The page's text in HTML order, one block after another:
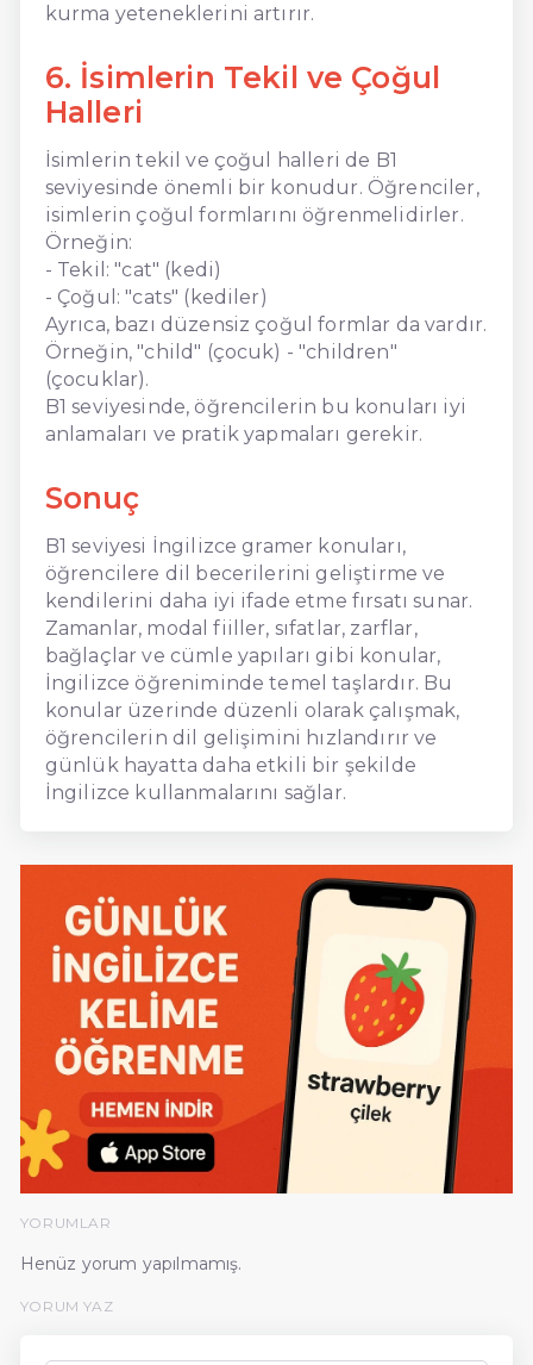
kurma yeteneklerini artırır.
6. İsimlerin Tekil ve Çoğul
Halleri
İsimlerin tekil ve çoğul halleri de B1
seviyesinde önemli bir konudur. Öğrenciler,
isimlerin çoğul formlarını öğrenmelidirler.
Örneğin:
- Tekil: "cat" (kedi)
- Çoğul: "cats" (kediler)
Ayrıca, bazı düzensiz çoğul formlar da vardır.
Örneğin, "child" (çocuk) - "children"
(çocuklar).
B1 seviyesinde, öğrencilerin bu konuları iyi
anlamaları ve pratik yapmaları gerekir.
Sonuç
B1 seviyesi İngilizce gramer konuları,
öğrencilere dil becerilerini geliştirme ve
kendilerini daha iyi ifade etme fırsatı sunar.
Zamanlar, modal fiiller, sıfatlar, zarflar,
bağlaçlar ve cümle yapıları gibi konular,
İngilizce öğreniminde temel taşlardır. Bu
konular üzerinde düzenli olarak çalışmak,
öğrencilerin dil gelişimini hızlandırır ve
günlük hayatta daha etkili bir şekilde
İngilizce kullanmalarını sağlar.
YORUMLAR
Henüz yorum yapılmamış.
YORUM YAZ